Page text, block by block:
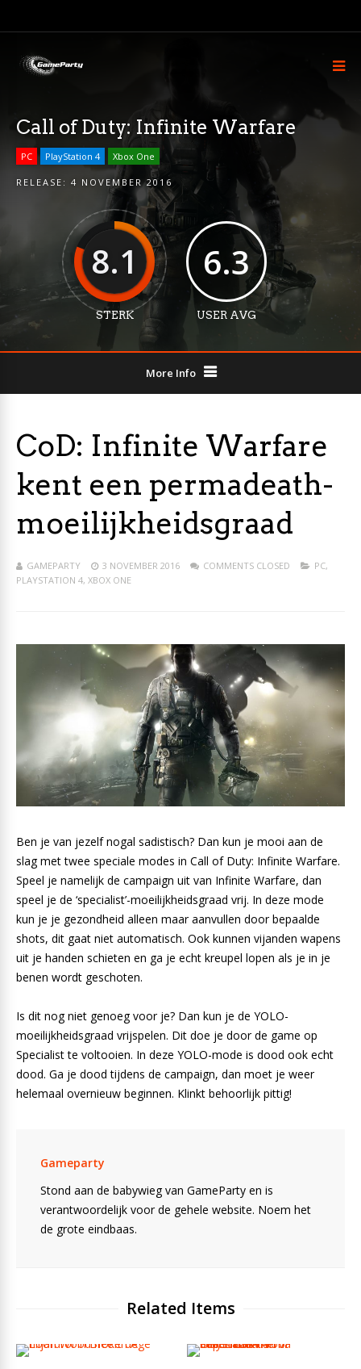
Call of Duty: Infinite Warfare
PC PlayStation 4 Xbox One
RELEASE: 4 NOVEMBER 2016
8.1
STERK
6.3
USER AVG
More Info
CoD: Infinite Warfare
kent een permadeath-
moeilijkheidsgraad
GAMEPARTY 3 NOVEMBER 2016 COMMENTS CLOSED PC,
PLAYSTATION 4, XBOX ONE
Ben je van jezelf nogal sadistisch? Dan kun je mooi aan de
slag met twee speciale modes in Call of Duty: Infinite Warfare.
Speel je namelijk de campaign uit van Infinite Warfare, dan
speel je de ‘specialist’-moeilijkheidsgraad vrij. In deze mode
kun je je gezondheid alleen maar aanvullen door bepaalde
shots, dit gaat niet automatisch. Ook kunnen vijanden wapens
uit je handen schieten en ga je echt kreupel lopen als je in je
benen wordt geschoten.
Is dit nog niet genoeg voor je? Dan kun je de YOLO-
moeilijkheidsgraad vrijspelen. Dit doe je door de game op
Specialist te voltooien. In deze YOLO-mode is dood ook echt
dood. Ga je dood tijdens de campaign, dan moet je weer
helemaal overnieuw beginnen. Klinkt behoorlijk pittig!
Gameparty
Stond aan de babywieg van GameParty en is
verantwoordelijk voor de gehele website. Noem het
de grote eindbaas.
Related Items